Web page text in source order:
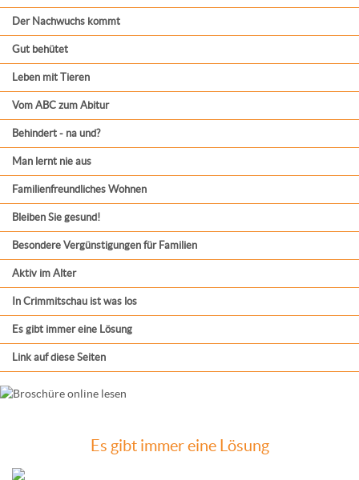
Der Nachwuchs kommt
Gut behütet
Leben mit Tieren
Vom ABC zum Abitur
Behindert - na und?
Man lernt nie aus
Familienfreundliches Wohnen
Bleiben Sie gesund!
Besondere Vergünstigungen für Familien
Aktiv im Alter
In Crimmitschau ist was los
Es gibt immer eine Lösung
Link auf diese Seiten
Es gibt immer eine Lösung